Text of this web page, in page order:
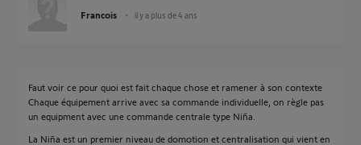
Francois il y a plus de 4 ans
Faut voir ce pour quoi est fait chaque chose et ramener à son contexte
Chaque équipement arrive avec sa commande individuelle, on règle pas
un equipment avec une commande centrale type Niña.
La Niña est un premier niveau de domotion et centralisation qui vient en